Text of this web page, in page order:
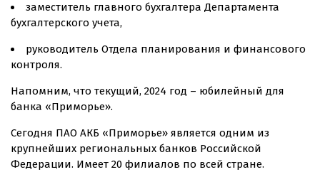
заместитель главного бухгалтера Департамента
бухгалтерского учета,
руководитель Отдела планирования и финансового
контроля.
Напомним, что текущий, 2024 год – юбилейный для
банка «Приморье».
Сегодня ПАО АКБ «Приморье» является одним из
крупнейших региональных банков Российской
Федерации. Имеет 20 филиалов по всей стране.